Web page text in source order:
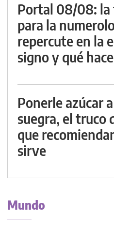
Portal 08/08: la
para la
repercute en la
signo y qué
Ponerle azúcar
suegra, el truco
que
sirve
Mundo